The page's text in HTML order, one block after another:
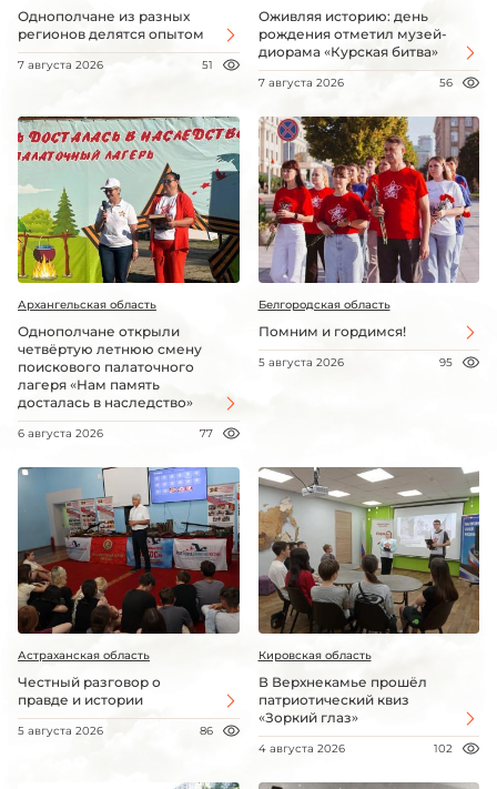
Однополчане из разных
регионов делятся опытом
7 августа 2026 51
Оживляя историю: день
рождения отметил музей-
диорама «Курская битва»
7 августа 2026 56
Архангельская область
Однополчане открыли
четвёртую летнюю смену
поискового палаточного
лагеря «Нам память
досталась в наследство»
6 августа 2026 77
Белгородская область
Помним и гордимся!
5 августа 2026 95
Астраханская область
Честный разговор о
правде и истории
5 августа 2026 86
Кировская область
В Верхнекамье прошёл
патриотический квиз
«Зоркий глаз»
4 августа 2026 102